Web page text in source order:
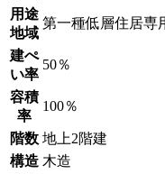
用途
地域
第一種低層住居専
建ぺ
い率
50％
容積
率
100％
階数 地上2階建
構造 木造